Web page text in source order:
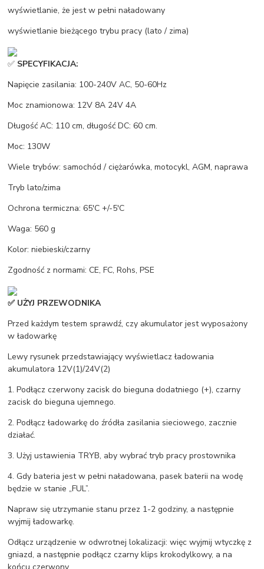
wyświetlanie, że jest w pełni naładowany
wyświetlanie bieżącego trybu pracy (lato / zima)
✅ SPECYFIKACJA:
Napięcie zasilania: 100-240V AC, 50-60Hz
Moc znamionowa: 12V 8A 24V 4A
Długość AC: 110 cm, długość DC: 60 cm.
Moc: 130W
Wiele trybów: samochód / ciężarówka, motocykl, AGM, naprawa
Tryb lato/zima
Ochrona termiczna: 65'C +/-5'C
Waga: 560 g
Kolor: niebieski/czarny
Zgodność z normami: CE, FC, Rohs, PSE
✅ UŻYJ PRZEWODNIKA
Przed każdym testem sprawdź, czy akumulator jest wyposażony
w ładowarkę
Lewy rysunek przedstawiający wyświetlacz ładowania
akumulatora 12V(1)/24V(2)
1. Podłącz czerwony zacisk do bieguna dodatniego (+), czarny
zacisk do bieguna ujemnego.
2. Podłącz ładowarkę do źródła zasilania sieciowego, zacznie
działać.
3. Użyj ustawienia TRYB, aby wybrać tryb pracy prostownika
4. Gdy bateria jest w pełni naładowana, pasek baterii na wodę
będzie w stanie „FUL”.
Napraw się utrzymanie stanu przez 1-2 godziny, a następnie
wyjmij ładowarkę.
Odłącz urządzenie w odwrotnej lokalizacji: więc wyjmij wtyczkę z
gniazd, a następnie podłącz czarny klips krokodylkowy, a na